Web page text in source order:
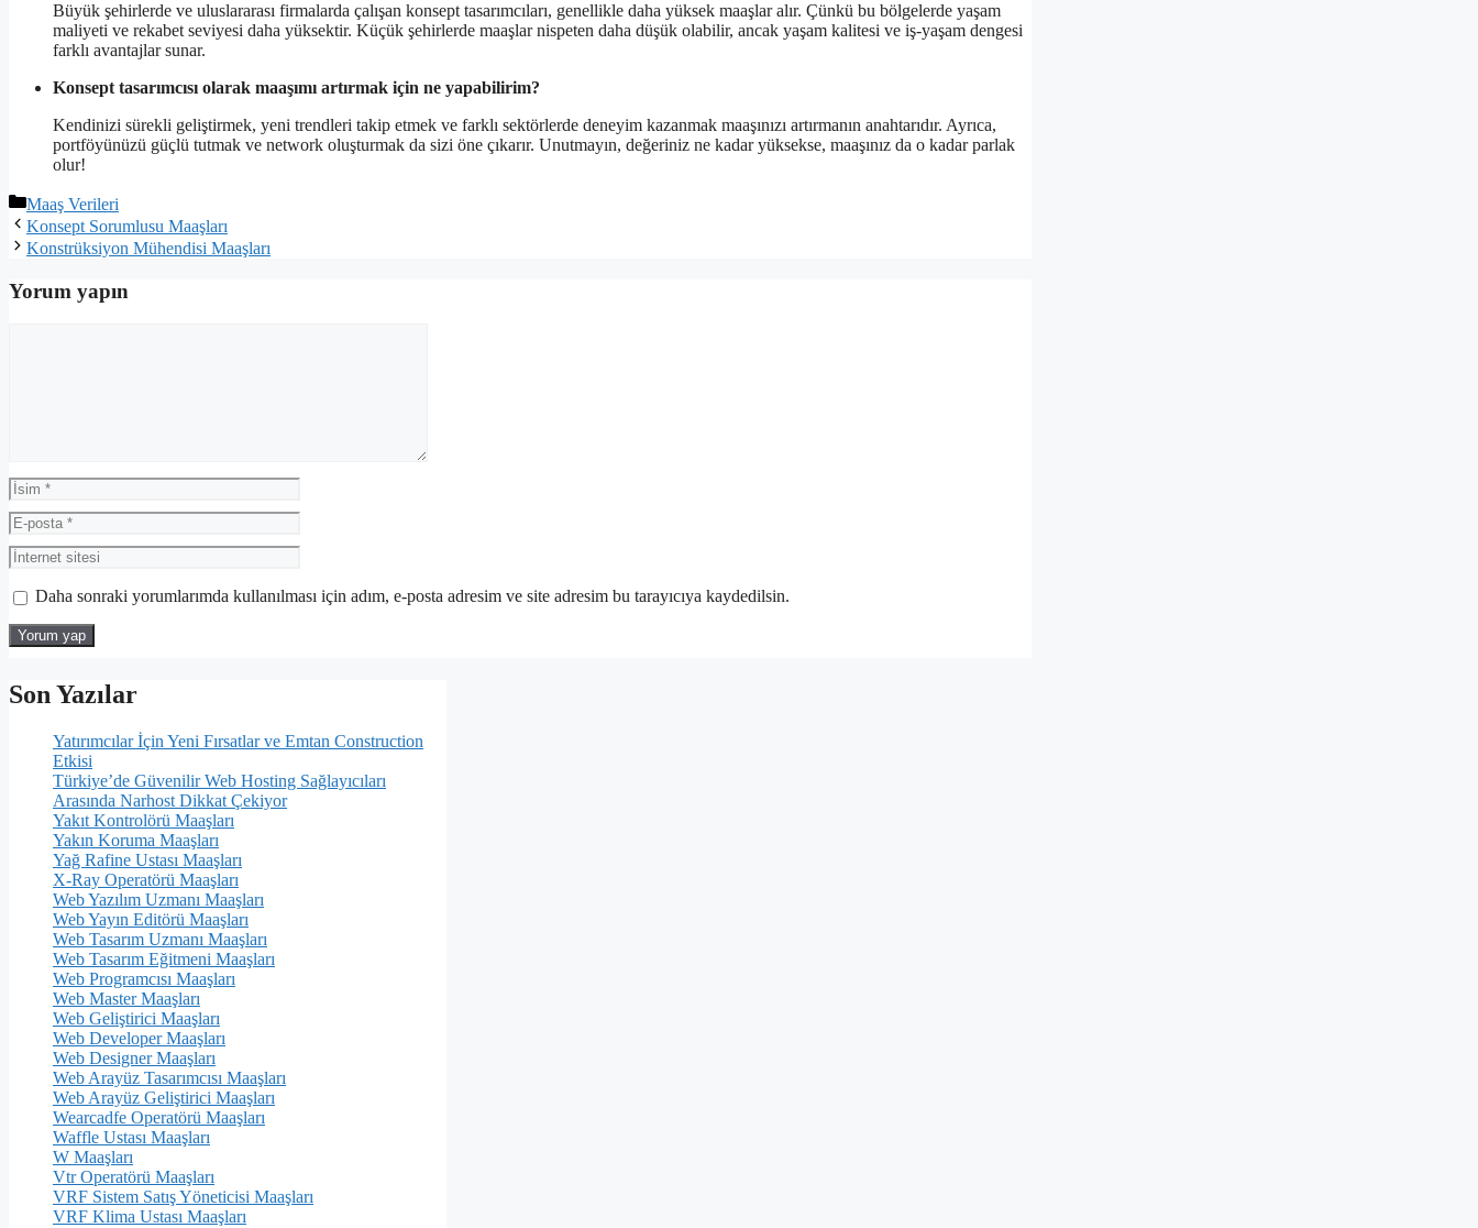
Büyük şehirlerde ve uluslararası firmalarda çalışan konsept tasarımcıları, genellikle daha yüksek maaşlar alır. Çünkü bu bölgelerde yaşam
maliyeti ve rekabet seviyesi daha yüksektir. Küçük şehirlerde maaşlar nispeten daha düşük olabilir, ancak yaşam kalitesi ve iş-yaşam dengesi
farklı avantajlar sunar.
Konsept tasarımcısı olarak maaşımı artırmak için ne yapabilirim?
Kendinizi sürekli geliştirmek, yeni trendleri takip etmek ve farklı sektörlerde deneyim kazanmak maaşınızı artırmanın anahtarıdır. Ayrıca,
portföyünüzü güçlü tutmak ve network oluşturmak da sizi öne çıkarır. Unutmayın, değeriniz ne kadar yüksekse, maaşınız da o kadar parlak
olur!
Kategoriler
Maaş Verileri
Konsept Sorumlusu Maaşları
Konstrüksiyon Mühendisi Maaşları
Yorum yapın
İsim
E-
posta
İnternet
sitesi
Daha sonraki yorumlarımda kullanılması için adım, e-posta adresim ve site adresim bu tarayıcıya kaydedilsin.
Son Yazılar
Yatırımcılar İçin Yeni Fırsatlar ve Emtan Construction
Etkisi
Türkiye’de Güvenilir Web Hosting Sağlayıcıları
Arasında Narhost Dikkat Çekiyor
Yakıt Kontrolörü Maaşları
Yakın Koruma Maaşları
Yağ Rafine Ustası Maaşları
X-Ray Operatörü Maaşları
Web Yazılım Uzmanı Maaşları
Web Yayın Editörü Maaşları
Web Tasarım Uzmanı Maaşları
Web Tasarım Eğitmeni Maaşları
Web Programcısı Maaşları
Web Master Maaşları
Web Geliştirici Maaşları
Web Developer Maaşları
Web Designer Maaşları
Web Arayüz Tasarımcısı Maaşları
Web Arayüz Geliştirici Maaşları
Wearcadfe Operatörü Maaşları
Waffle Ustası Maaşları
W Maaşları
Vtr Operatörü Maaşları
VRF Sistem Satış Yöneticisi Maaşları
VRF Klima Ustası Maaşları